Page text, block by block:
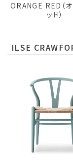
ORANGE RED（
ッド）
ILSE